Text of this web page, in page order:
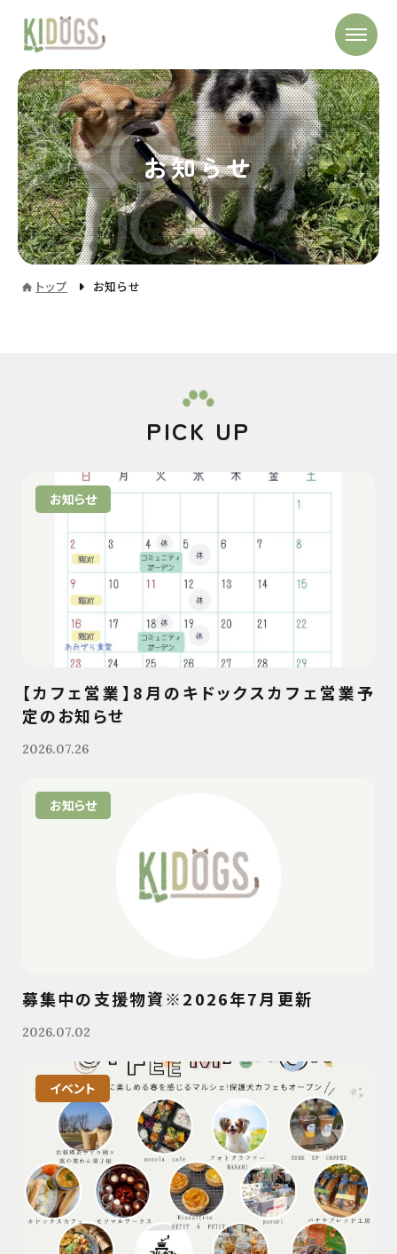
お知らせ
トップ お知らせ
PICK UP
お知らせ
【カフェ営業】8月のキドックスカフェ営業予
定のお知らせ
2026.07.26
お知らせ
募集中の支援物資※2026年7月更新
2026.07.02
イベント